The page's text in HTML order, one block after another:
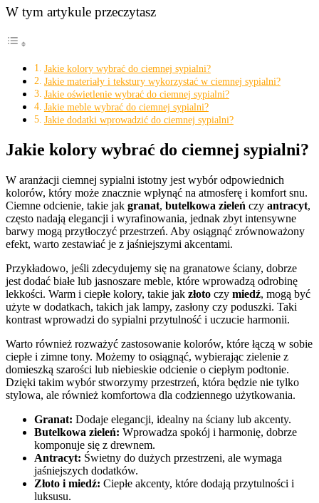
W tym artykule przeczytasz
Jakie kolory wybrać do ciemnej sypialni?
Jakie materiały i tekstury wykorzystać w ciemnej sypialni?
Jakie oświetlenie wybrać do ciemnej sypialni?
Jakie meble wybrać do ciemnej sypialni?
Jakie dodatki wprowadzić do ciemnej sypialni?
Jakie kolory wybrać do ciemnej sypialni?
W aranżacji ciemnej sypialni istotny jest wybór odpowiednich
kolorów, który może znacznie wpłynąć na atmosferę i komfort snu.
Ciemne odcienie, takie jak granat, butelkowa zieleń czy antracyt,
często nadają elegancji i wyrafinowania, jednak zbyt intensywne
barwy mogą przytłoczyć przestrzeń. Aby osiągnąć zrównoważony
efekt, warto zestawiać je z jaśniejszymi akcentami.
Przykładowo, jeśli zdecydujemy się na granatowe ściany, dobrze
jest dodać białe lub jasnoszare meble, które wprowadzą odrobinę
lekkości. Warm i ciepłe kolory, takie jak złoto czy miedź, mogą być
użyte w dodatkach, takich jak lampy, zasłony czy poduszki. Taki
kontrast wprowadzi do sypialni przytulność i uczucie harmonii.
Warto również rozważyć zastosowanie kolorów, które łączą w sobie
ciepłe i zimne tony. Możemy to osiągnąć, wybierając zielenie z
domieszką szarości lub niebieskie odcienie o ciepłym podtonie.
Dzięki takim wybór stworzymy przestrzeń, która będzie nie tylko
stylowa, ale również komfortowa dla codziennego użytkowania.
Granat: Dodaje elegancji, idealny na ściany lub akcenty.
Butelkowa zieleń: Wprowadza spokój i harmonię, dobrze
komponuje się z drewnem.
Antracyt: Świetny do dużych przestrzeni, ale wymaga
jaśniejszych dodatków.
Złoto i miedź: Ciepłe akcenty, które dodają przytulności i
luksusu.